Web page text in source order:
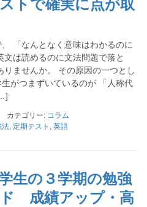
トで確実に点が取
「なんとなく意味はわかるのに
文は読めるのに文法問題で落と
りませんか。 その原因の一つとし
がつまずいているのが 「人称代
カテゴリー: コラム
法 定期テスト 英語
生の３学期の勉強
成績アップ・高